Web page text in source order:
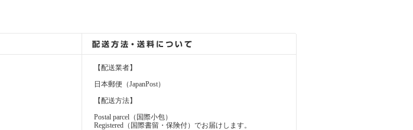
【配送業者】
日本郵便（JapanPost）
【配送方法】
Postal parcel（国際小包）
Registered（国際書留・保険付）でお届けします。